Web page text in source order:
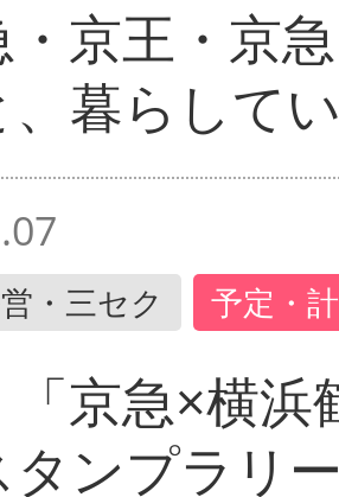
・京王・京
、暮らして
・三セク 予定・
京急×横浜
タンプラリ